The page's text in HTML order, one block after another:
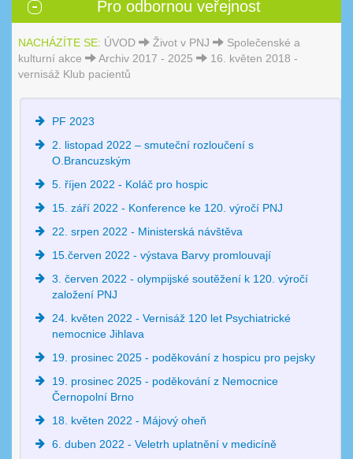
Pro odbornou veřejnost
NACHÁZÍTE SE: ÚVOD Život v PNJ
Společenské a
kulturní akce
Archiv 2017 - 2025
16. květen 2018 -
vernisáž Klub pacientů
PF 2023
2. listopad 2022 – smuteční rozloučení s
O.Brancuzským
5. říjen 2022 - Koláč pro hospic
15. září 2022 - Konference ke 120. výročí PNJ
22. srpen 2022 - Ministerská návštěva
15.červen 2022 - výstava Barvy promlouvají
3. červen 2022 - olympijské soutěžení k 120. výročí
založení PNJ
24. květen 2022 - Vernisáž 120 let Psychiatrické
nemocnice Jihlava
19. prosinec 2025 - poděkování z hospicu pro pejsky
19. prosinec 2025 - poděkování z Nemocnice
Černopolní Brno
18. květen 2022 - Májový oheň
6. duben 2022 - Veletrh uplatnění v medicíně